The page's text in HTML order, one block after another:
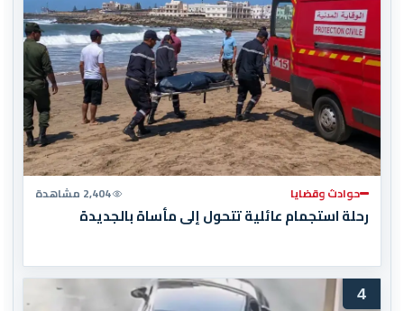
حوادث وقضايا 2,404 مشاهدة
رحلة استجمام عائلية تتحول إلى مأساة بالجديدة
4